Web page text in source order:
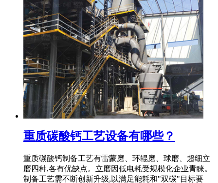
重质碳酸钙工艺设备有哪些？
重质碳酸钙制备工艺有雷蒙磨、环辊磨、球磨、超细立
磨四种,各有优缺点。立磨因低电耗受规模化企业青睐。
制备工艺需不断创新升级,以满足能耗和"双碳"目标要